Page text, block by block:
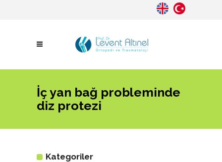
İç yan bağ probleminde
diz protezi
Kategoriler